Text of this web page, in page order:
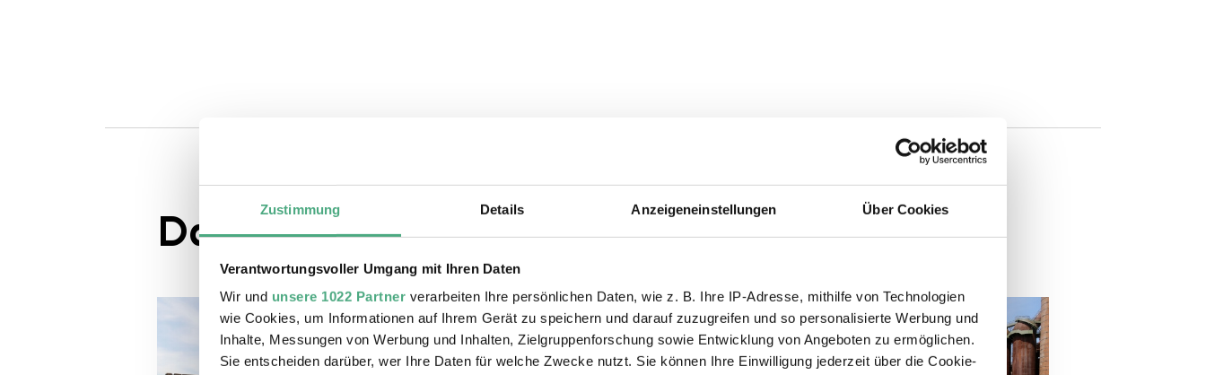
Zustimmung Details Anzeigeneinstellungen Über Cookies
Verantwortungsvoller Umgang mit Ihren Daten
Wir und unsere 1022 Partner verarbeiten Ihre persönlichen Daten, wie z. B. Ihre IP-Adresse, mithilfe von Technologien
wie Cookies, um Informationen auf Ihrem Gerät zu speichern und darauf zuzugreifen und so personalisierte Werbung und
Inhalte, Messungen von Werbung und Inhalten, Zielgruppenforschung sowie Entwicklung von Angeboten zu ermöglichen.
Sie entscheiden darüber, wer Ihre Daten für welche Zwecke nutzt. Sie können Ihre Einwilligung jederzeit über die Cookie-
Das könnte Sie auch interessieren